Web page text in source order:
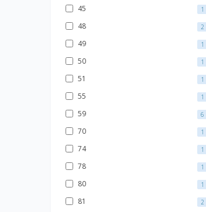
45 1
48 2
49 1
50 1
51 1
55 1
59 6
70 1
74 1
78 1
80 1
81 2